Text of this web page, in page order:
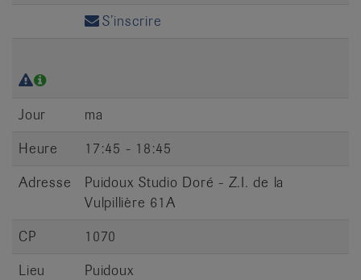
S’inscrire
Jour
ma
Heure
17:45 - 18:45
Adresse
Puidoux Studio Doré - Z.I. de la
Vulpillière 61A
CP
1070
Lieu
Puidoux